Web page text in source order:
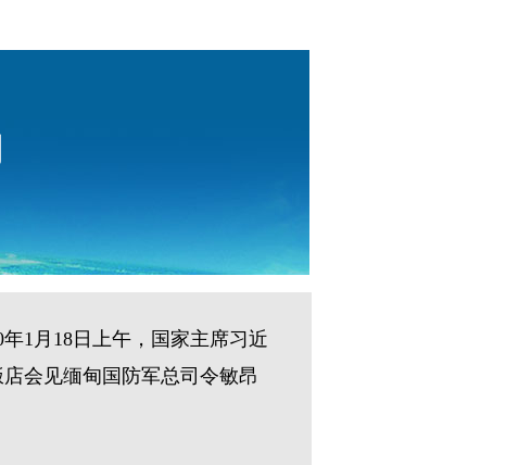
1月18日上午，国家主席习近
会见缅甸国防军总司令敏昂